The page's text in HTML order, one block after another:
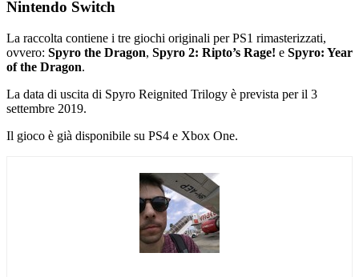
Nintendo Switch
La raccolta contiene i tre giochi originali per PS1 rimasterizzati,
ovvero: Spyro the Dragon, Spyro 2: Ripto’s Rage! e Spyro: Year
of the Dragon.
La data di uscita di Spyro Reignited Trilogy è prevista per il 3
settembre 2019.
Il gioco è già disponibile su PS4 e Xbox One.